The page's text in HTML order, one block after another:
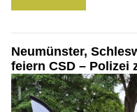
Neumünster,
feiern CSD – Polizei